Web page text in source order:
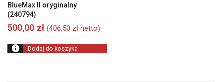
BlueMax II oryginalny
(240794)
500,00 zł (406,50 zł netto)
Dodaj do koszyka